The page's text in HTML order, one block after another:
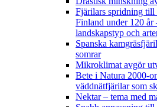
Fjärilars spridning till
Finland under 120 år
landskapstyp och
Spanska
somrar
Mikroklimat avgör
Bete i Natura 2000-
väddnätfjärilar som
Nektar – tema med